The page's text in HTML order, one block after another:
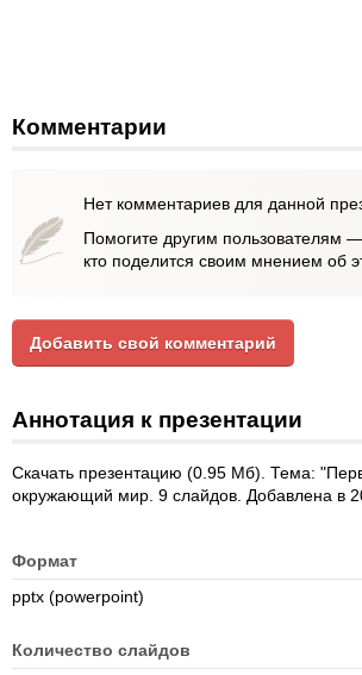
Комментарии
Нет комментариев для данной
Помогите другим пользователям
кто поделится своим мнением об
Добавить свой комментарий
Аннотация к презентации
Скачать презентацию (0.95 Мб). Тема:
окружающий мир. 9 слайдов. Добавлена в
Формат
pptx (powerpoint)
Количество слайдов